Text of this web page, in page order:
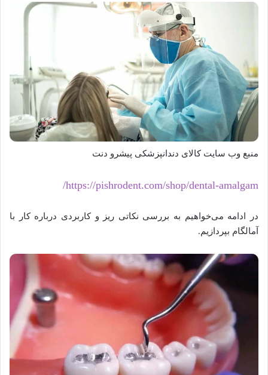
منبع وب سایت کالای دندانپزشکی پیشرو دنت
https://pishrodent.com/shop/dental-amalgam/
در ادامه می‌خواهیم به بررسی نکاتی ریز و کاربردی درباره کار با
آمالگام بپردازیم.